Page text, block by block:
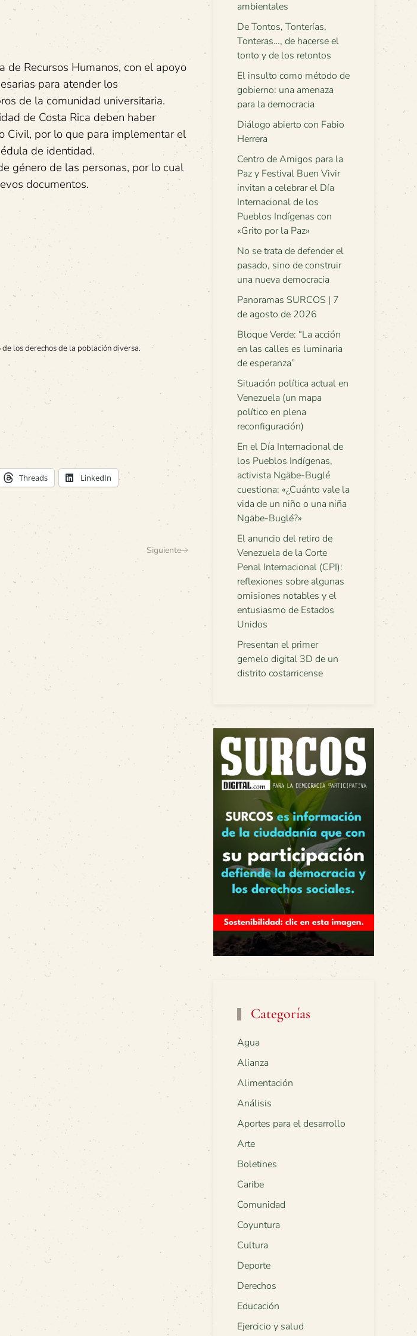
de Recursos Humanos, con el apoyo
para atender los
de la comunidad universitaria.
de Costa Rica deben haber
Civil, por lo que para implementar el
de identidad.
género de las personas, por lo cual
documentos.
los derechos de la población diversa.
Threads LinkedIn
Siguiente
ambientales
De Tontos, Tonterías,
Tonteras…, de hacerse el
tonto y de los retontos
El insulto como método de
gobierno: una amenaza
para la democracia
Diálogo abierto con Fabio
Herrera
Centro de Amigos para la
Paz y Festival Buen Vivir
invitan a celebrar el Día
Internacional de los
Pueblos Indígenas con
«Grito por la Paz»
No se trata de defender el
pasado, sino de construir
una nueva democracia
Panoramas SURCOS | 7
de agosto de 2026
Bloque Verde: “La acción
en las calles es luminaria
de esperanza”
Situación política actual en
Venezuela (un mapa
político en plena
reconfiguración)
En el Día Internacional de
los Pueblos Indígenas,
activista Ngäbe-Buglé
cuestiona: «¿Cuánto vale la
vida de un niño o una niña
Ngäbe-Buglé?»
El anuncio del retiro de
Venezuela de la Corte
Penal Internacional (CPI):
reflexiones sobre algunas
omisiones notables y el
entusiasmo de Estados
Unidos
Presentan el primer
gemelo digital 3D de un
distrito costarricense
Categorías
Agua
Alianza
Alimentación
Análisis
Aportes para el desarrollo
Arte
Boletines
Caribe
Comunidad
Coyuntura
Cultura
Deporte
Derechos
Educación
Ejercicio y salud